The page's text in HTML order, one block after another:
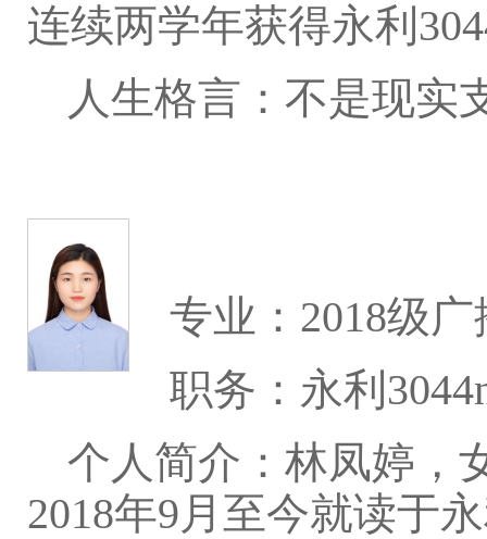
连续两学年获得永利
人生格言：不是现实
专业：2018级
职务：永利
个人简介：林凤婷，
2018年9月至今就读于